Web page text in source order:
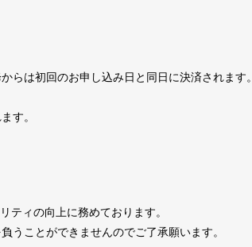
らは初回のお申し込み日と同日に決済されます。
す。
ティの向上に務めております。
うことができませんのでご了承願います。